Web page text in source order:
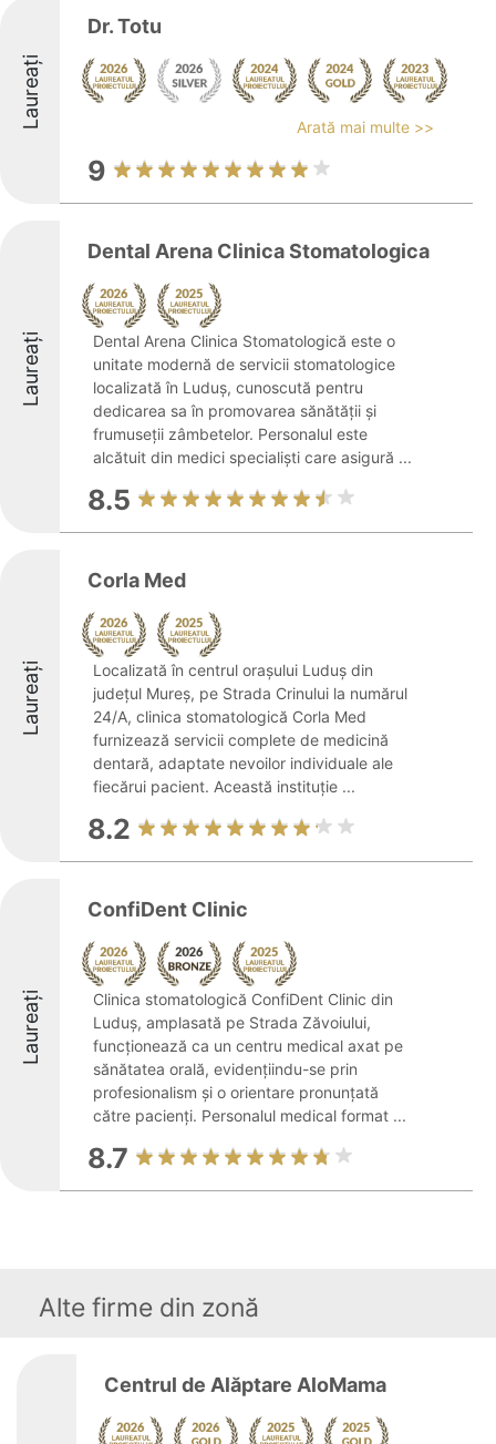
Laureați
Dr. Totu
Arată mai multe >>
9
Laureați
Dental Arena Clinica Stomatologica
Dental Arena Clinica Stomatologică este o
unitate modernă de servicii stomatologice
localizată în Luduș, cunoscută pentru
dedicarea sa în promovarea sănătății și
frumuseții zâmbetelor. Personalul este
alcătuit din medici specialiști care asigură ...
8.5
Laureați
Corla Med
Localizată în centrul orașului Luduș din
județul Mureș, pe Strada Crinului la numărul
24/A, clinica stomatologică Corla Med
furnizează servicii complete de medicină
dentară, adaptate nevoilor individuale ale
fiecărui pacient. Această instituție ...
8.2
Laureați
ConfiDent Clinic
Clinica stomatologică ConfiDent Clinic din
Luduș, amplasată pe Strada Zăvoiului,
funcționează ca un centru medical axat pe
sănătatea orală, evidențiindu-se prin
profesionalism și o orientare pronunțată
către pacienți. Personalul medical format ...
8.7
Alte firme din zonă
Centrul de Alăptare AloMama